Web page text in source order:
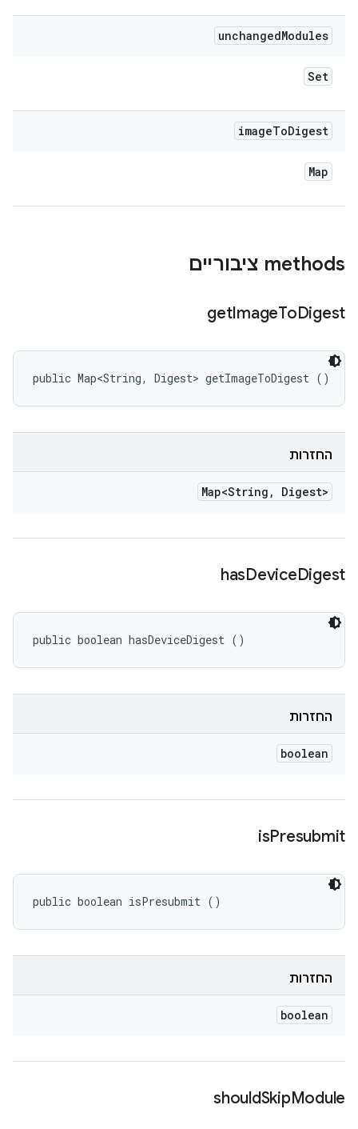
unchangedModules
Set
imageToDigest
Map
‫methods ציבוריים
getImageToDigest
public Map<String, Digest> getImageToDigest ()
החזרות
Map<String , Digest>
hasDeviceDigest
public boolean hasDeviceDigest ()
החזרות
boolean
isPresubmit
public boolean isPresubmit ()
החזרות
boolean
shouldSkipModule